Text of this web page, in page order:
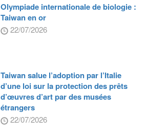
Olympiade internationale de biologie :
Taiwan en or
22/07/2026
Taiwan salue l’adoption par l’Italie
d’une loi sur la protection des prêts
d’œuvres d’art par des musées
étrangers
22/07/2026